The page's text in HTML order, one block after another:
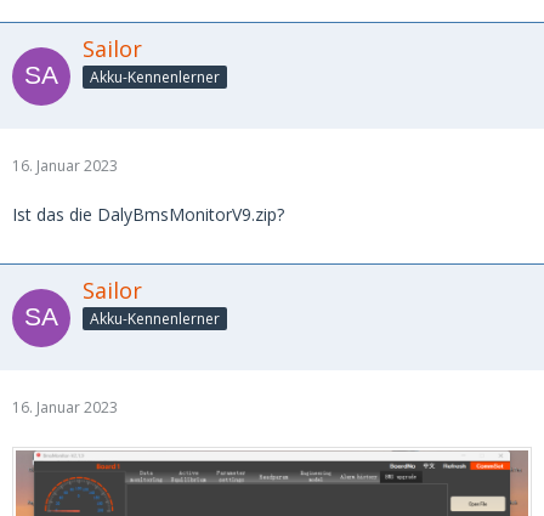
Sailor
Akku-Kennenlerner
16. Januar 2023
Ist das die DalyBmsMonitorV9.zip?
Sailor
Akku-Kennenlerner
16. Januar 2023